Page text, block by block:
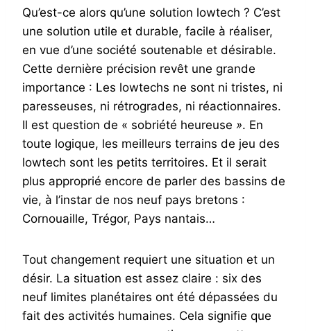
Qu’est-ce alors qu’une solution lowtech ? C’est
une solution utile et durable, facile à réaliser,
en vue d’une société soutenable et désirable.
Cette dernière précision revêt une grande
importance : Les lowtechs ne sont ni tristes, ni
paresseuses, ni rétrogrades, ni réactionnaires.
Il est question de « sobriété heureuse ». En
toute logique, les meilleurs terrains de jeu des
lowtech sont les petits territoires. Et il serait
plus approprié encore de parler des bassins de
vie, à l’instar de nos neuf pays bretons :
Cornouaille, Trégor, Pays nantais…
Tout changement requiert une situation et un
désir. La situation est assez claire : six des
neuf limites planétaires ont été dépassées du
fait des activités humaines. Cela signifie que